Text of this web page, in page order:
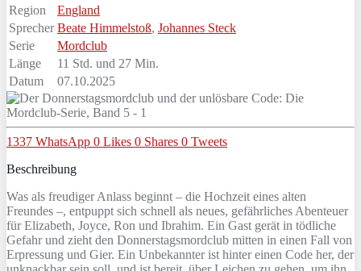
Region
England
Sprecher Beate Himmelstoß, Johannes Steck
Serie
Mordclub
Länge
11 Std. und 27 Min.
Datum
07.10.2025
1337 WhatsApp 0 Likes 0 Shares 0 Tweets
Beschreibung
Was als freudiger Anlass beginnt – die Hochzeit eines alten
Freundes –, entpuppt sich schnell als neues, gefährliches Abenteuer
für Elizabeth, Joyce, Ron und Ibrahim. Ein Gast gerät in tödliche
Gefahr und zieht den Donnerstagsmordclub mitten in einen Fall von
Erpressung und Gier. Ein Unbekannter ist hinter einen Code her, der